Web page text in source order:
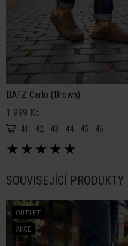
BATZ Carlo (Brown)
1 999 Kč
41 42 43 44 45 46
★ ★ ★ ★ ★
SOUVISEJÍCÍ PRODUKTY
OUTLET
AKCE